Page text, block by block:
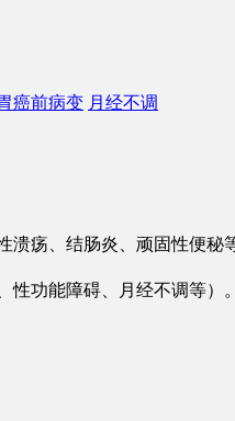
癌前病变 月经不调
疡、结肠炎、顽固性便秘
功能障碍、月经不调等）。